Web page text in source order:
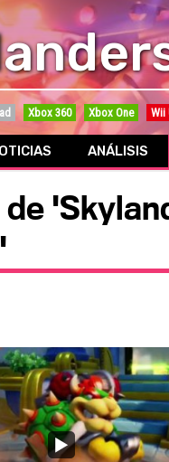
Xbox 360 Xbox One Wii
ANÁLISIS